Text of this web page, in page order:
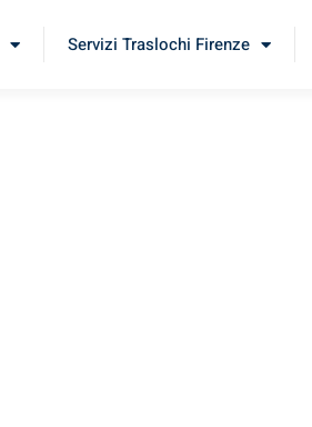
Servizi Traslochi Firenze